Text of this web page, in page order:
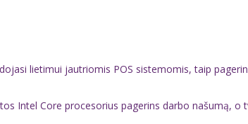
lietimui jautriomis POS sistemomis, taip
Intel Core procesorius pagerins darbo našumą, o